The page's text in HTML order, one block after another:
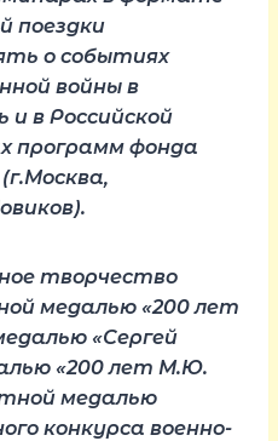
поездки
о событиях
войны в
и в Российской
программ фонда
творчество
медалью «200 лет
«Сергей
«200 лет М.Ю.
медалью
конкурса военно-